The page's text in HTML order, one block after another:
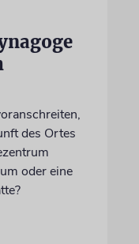
des Ortes
oder eine